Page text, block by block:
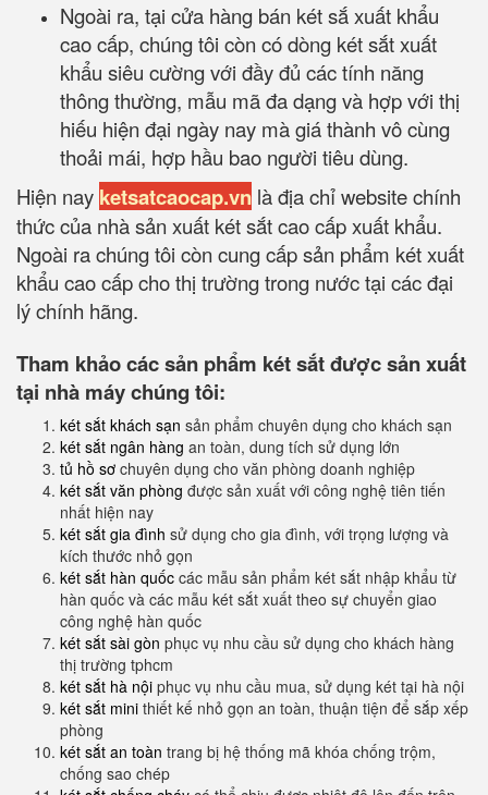
Ngoài ra, tại cửa hàng bán két sắ xuất khẩu
cao cấp, chúng tôi còn có dòng két sắt xuất
khẩu siêu cường với đầy đủ các tính năng
thông thường, mẫu mã đa dạng và hợp với thị
hiếu hiện đại ngày nay mà giá thành vô cùng
thoải mái, hợp hầu bao người tiêu dùng.
Hiện nay ketsatcaocap.vn là địa chỉ website chính
thức của nhà sản xuất két sắt cao cấp xuất khẩu.
Ngoài ra chúng tôi còn cung cấp sản phẩm két xuất
khẩu cao cấp cho thị trường trong nước tại các đại
lý chính hãng.
Tham khảo các sản phẩm két sắt được sản xuất
tại nhà máy chúng tôi:
két sắt khách sạn sản phẩm chuyên dụng cho khách sạn
két sắt ngân hàng an toàn, dung tích sử dụng lớn
tủ hồ sơ chuyên dụng cho văn phòng doanh nghiệp
két sắt văn phòng được sản xuất với công nghệ tiên tiến
nhất hiện nay
két sắt gia đình sử dụng cho gia đình, với trọng lượng và
kích thước nhỏ gọn
két sắt hàn quốc các mẫu sản phẩm két sắt nhập khẩu từ
hàn quốc và các mẫu két sắt xuất theo sự chuyển giao
công nghệ hàn quốc
két sắt sài gòn phục vụ nhu cầu sử dụng cho khách hàng
thị trường tphcm
két sắt hà nội phục vụ nhu cầu mua, sử dụng két tại hà nội
két sắt mini thiết kế nhỏ gọn an toàn, thuận tiện để sắp xếp
phòng
két sắt an toàn trang bị hệ thống mã khóa chống trộm,
chống sao chép